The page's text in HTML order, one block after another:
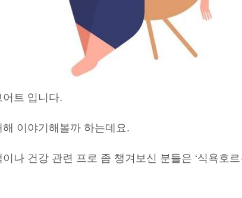
트 입니다.
이야기해볼까 하는데요.
나 건강 관련 프로 좀 챙겨보신 분들은 ‘식욕호